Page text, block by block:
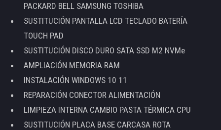
PACKARD BELL SAMSUNG TOSHIBA
SUSTITUCIÓN PANTALLA LCD TECLADO BATERÍA
TOUCH PAD
SUSTITUCIÓN DISCO DURO SATA SSD M2 NVMe
AMPLIACIÓN MEMORIA RAM
INSTALACIÓN WINDOWS 10 11
REPARACIÓN CONECTOR ALIMENTACIÓN
LIMPIEZA INTERNA CAMBIO PASTA TÉRMICA CPU
SUSTITUCIÓN PLACA BASE CARCASA ROTA